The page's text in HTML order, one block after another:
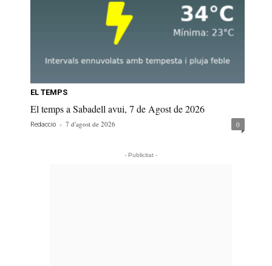
EL TEMPS
El temps a Sabadell avui, 7 de Agost de 2026
Redacció - 7 d'agost de 2026 0
- Publicitat -